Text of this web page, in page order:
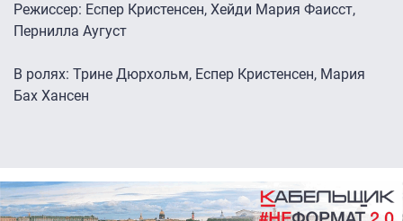
Режиссер: Еспер Кристенсен, Хейди Мария Фаисст,
Пернилла Аугуст
В ролях: Трине Дюрхольм, Еспер Кристенсен, Мария
Бах Хансен